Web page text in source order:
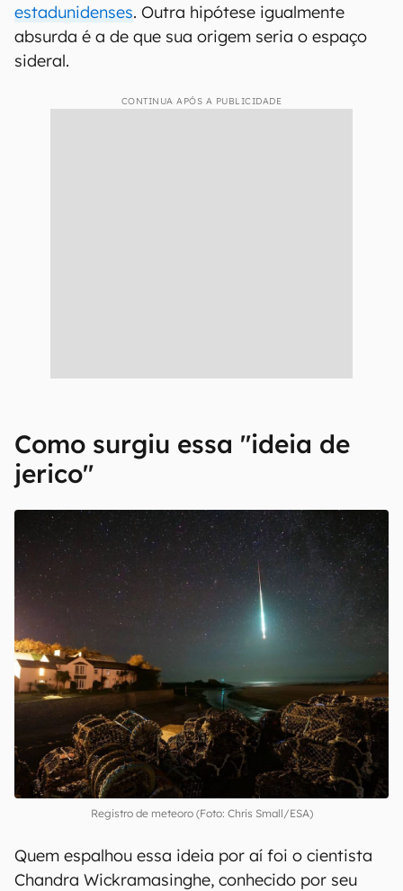
estadunidenses. Outra hipótese igualmente
absurda é a de que sua origem seria o espaço
sideral.
CONTINUA APÓS A PUBLICIDADE
Como surgiu essa "ideia de
jerico"
Registro de meteoro (Foto: Chris Small/ESA)
Quem espalhou essa ideia por aí foi o cientista
Chandra Wickramasinghe, conhecido por seu